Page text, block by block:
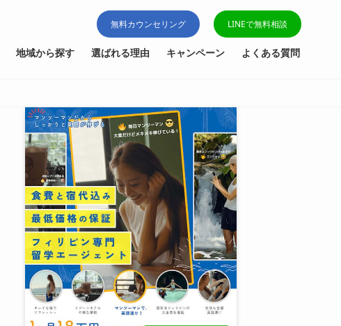
無料カウンセリング LINEで無料相談
地域から探す 選ばれる理由 キャンペーン よくある質問